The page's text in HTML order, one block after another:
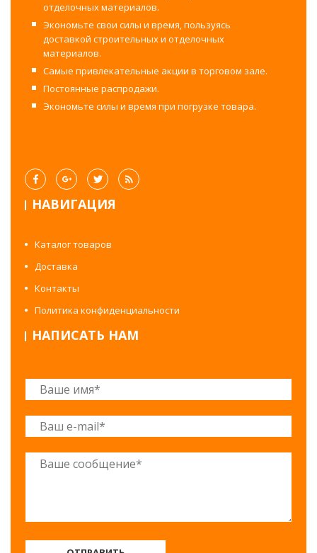
отделочных материалов.
Экономьте свои силы и время, пользуясь
доставкой строительных и отделочных
материалов.
Самые привлекательные акции в торговом зале.
Постоянные распродажи.
Экономьте силы и время при погрузке товара.
НАВИГАЦИЯ
Каталог товаров
Доставка
Контакты
Политика конфиденциальности
НАПИСАТЬ НАМ